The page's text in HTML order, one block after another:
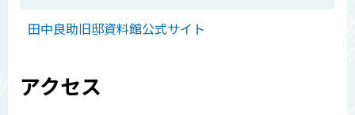
田中良助旧邸資料館公式サイト
アクセス